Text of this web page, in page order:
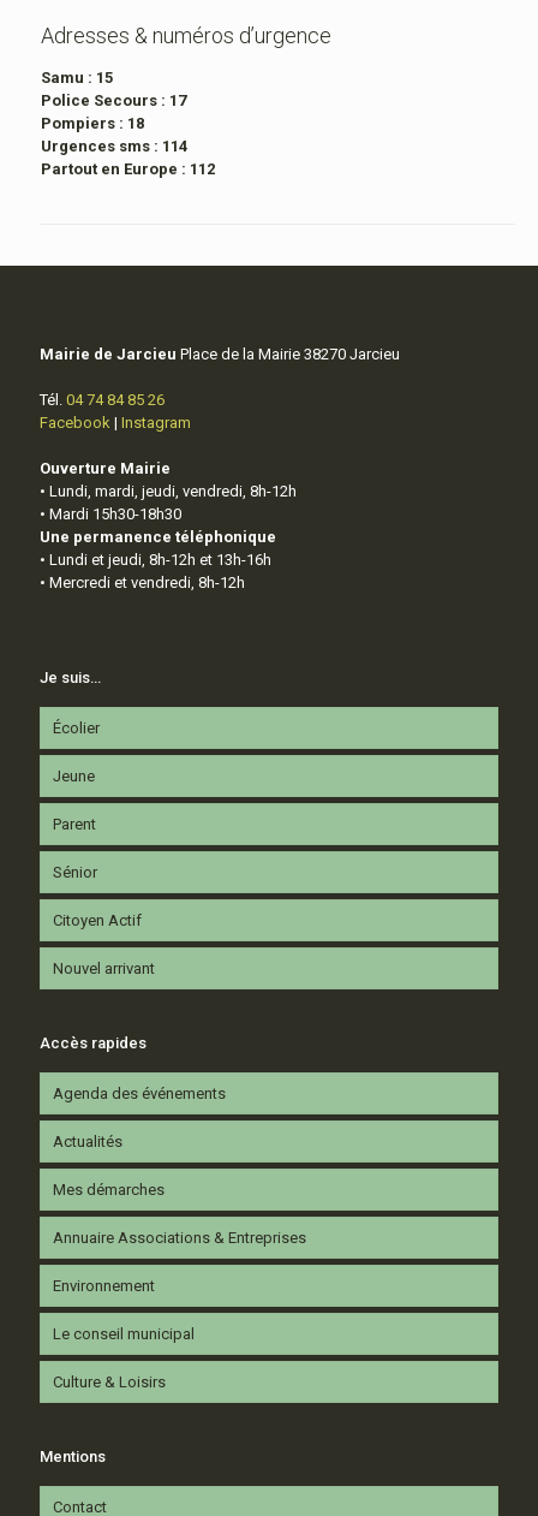
Adresses & numéros d’urgence
Samu : 15
Police Secours : 17
Pompiers : 18
Urgences sms : 114
Partout en Europe : 112
Mairie de Jarcieu Place de la Mairie 38270 Jarcieu
Tél. 04 74 84 85 26
Facebook | Instagram
Ouverture Mairie
• Lundi, mardi, jeudi, vendredi, 8h-12h
• Mardi 15h30-18h30
Une permanence téléphonique
• Lundi et jeudi, 8h-12h et 13h-16h
• Mercredi et vendredi, 8h-12h
Je suis…
Écolier
Jeune
Parent
Sénior
Citoyen Actif
Nouvel arrivant
Accès rapides
Agenda des événements
Actualités
Mes démarches
Annuaire Associations & Entreprises
Environnement
Le conseil municipal
Culture & Loisirs
Mentions
Contact